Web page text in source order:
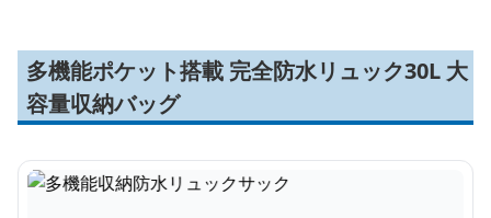
多機能ポケット搭載 完全防水リュック30L 大
容量収納バッグ